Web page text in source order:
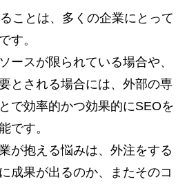
ことは、多くの企業にとって
す。
ースが限られている場合や、
とされる場合には、外部の専
で効率的かつ効果的にSEOを
です。
が抱える悩みは、外注をする
成果が出るのか、またそのコ